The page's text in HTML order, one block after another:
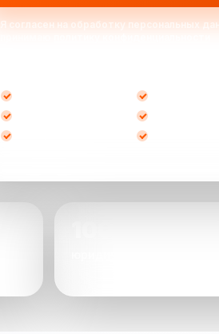
Я согласен на обработку персональных